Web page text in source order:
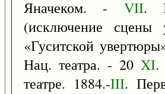
Яначеком. - VII.
(исключение
«Гуситской
Нац. театра. - 20 XI.
театре. 1884.-III.